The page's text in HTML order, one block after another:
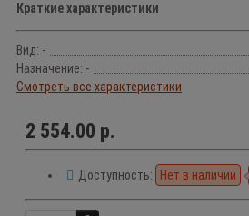
Краткие характеристики
Вид: -
Назначение: -
Смотреть все характеристики
2 554.00 р.
Доступность: Нет в наличии